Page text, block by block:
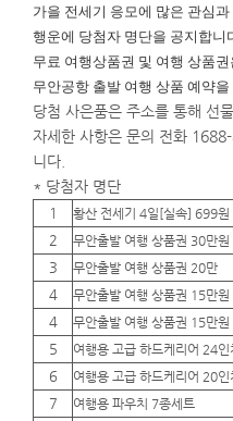
가을 전세기 응모에 많은 관심
행운에 당첨자 명단을 공지합니
무료 여행상품권 및 여행 상품
무안공항 출발 여행 상품 예약
당첨 사은품은 주소를 통해 선
자세한 사항은 문의 전화
니다.
* 당첨자 명단
1 황산 전세기 4일[실속] 699원
2
무안출발 여행 상품권 30만원
3
무안출발 여행 상품권 20만
4
무안출발 여행 상품권 15만원
4
무안출발 여행 상품권 15만원
5
여행용 고급 하드케리어 24인
6
여행용 고급 하드케리어 20인
7
여행용 파우치 7종세트